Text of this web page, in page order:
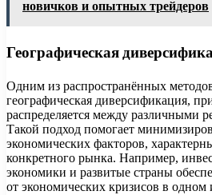
новичков и опытных трейдеров
Географическая
Одним из распространённых
географическая диверсификация,
распределяется между различными
Такой подход помогает
экономических факторов,
конкретного рынка. Например,
экономики и развитые страны
от экономических кризисов в одном